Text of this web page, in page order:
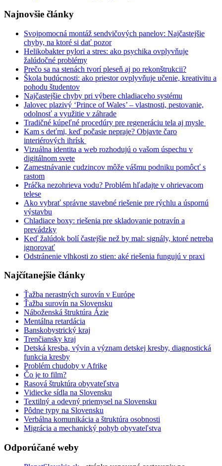
Najnovšie články
Svojpomocná montáž sendvičových panelov: Najčastejšie
chyby, na ktoré si dať pozor
Helikobakter pylori a stres: ako psychika ovplyvňuje
žalúdočné problémy
Prečo sa na stenách tvorí pleseň aj po rekonštrukcii?
Škola budúcnosti: ako priestor ovplyvňuje učenie, kreativitu a
pohodu študentov
Najčastejšie chyby pri výbere chladiaceho systému
Jalovec plazivý ‘Prince of Wales’ – vlastnosti, pestovanie,
odolnosť a využitie v záhrade
Tradičné kúpeľné procedúry pre regeneráciu tela aj mysle
Kam s deťmi, keď počasie nepraje? Objavte čaro
interiérových ihrísk
Vizuálna identita a web rozhodujú o vašom úspechu v
digitálnom svete
Zamestnávanie cudzincov môže vášmu podniku pomôcť s
rastom
Práčka nezohrieva vodu? Problém hľadajte v ohrievacom
telese
Ako vybrať správne stavebné riešenie pre rýchlu a úspornú
výstavbu
Chladiace boxy: riešenia pre skladovanie potravín a
prevádzky
Keď žalúdok bolí častejšie než by mal: signály, ktoré netreba
ignorovať
Odstránenie vlhkosti zo stien: aké riešenia fungujú v praxi
Najčítanejšie články
Ťažba nerastných surovín v Európe
Ťažba surovín na Slovensku
Náboženská štruktúra Ázie
Mentálna retardácia
Banskobystrický kraj
Trenčiansky kraj
Detská kresba, vývin a význam detskej kresby, diagnostická
funkcia kresby
Problém chudoby v Afrike
Čo je to film?
Rasová štruktúra obyvateľstva
Vidiecke sídla na Slovensku
Textilný a odevný priemysel na Slovensku
Pôdne typy na Slovensku
Verbálna komunikácia a štruktúra osobnosti
Migrácia a mechanický pohyb obyvateľstva
Odporúčané weby